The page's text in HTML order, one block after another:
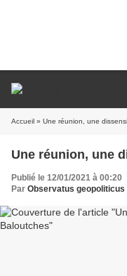
Accueil » Une réunion, une
Une réunion, une
Publié le 12/01/2021 à 00:20
Par Observatus geopoliticus